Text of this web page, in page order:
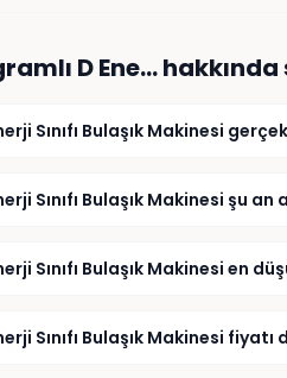
D Ene…hakkında
Sınıfı Bulaşık Makinesi
Sınıfı Bulaşık Makinesi şu an
Sınıfı Bulaşık Makinesi en
Sınıfı Bulaşık Makinesi fiyatı